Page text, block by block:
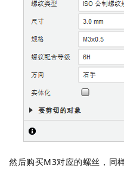
然后购买M3对应的螺丝，同